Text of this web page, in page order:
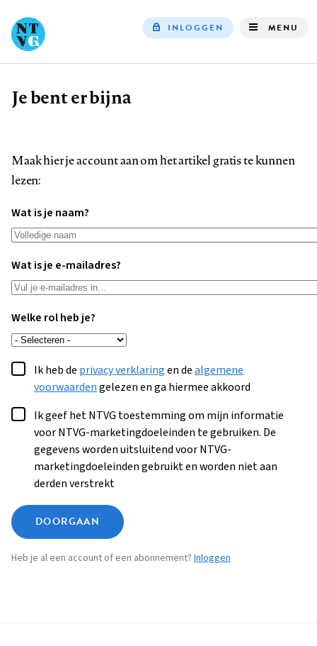
INLOGGEN MENU
Kruimelpad
Je bent er bijna
Maak hier je account aan om het artikel gratis te kunnen
lezen:
Wat is je naam?
Wat is je e-mailadres?
Welke rol heb je?
Ik heb de privacy verklaringen dealgemene
voorwaardengelezen en ga hiermee akkoord
Ik geef het NTVG toestemming om mijn informatie
voor NTVG-marketingdoeleinden te gebruiken. De
gegevens worden uitsluitend voor NTVG-
marketingdoeleinden gebruikt en worden niet aan
derden verstrekt
DOORGAAN
Heb je al een account of een abonnement? Inloggen